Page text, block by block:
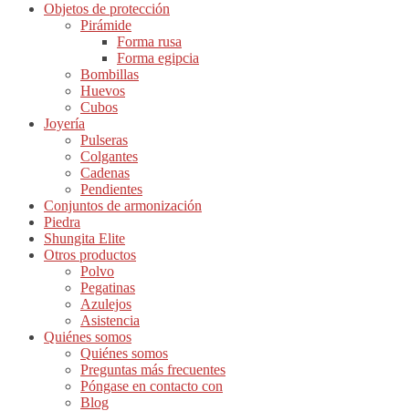
Objetos de protección
Pirámide
Forma rusa
Forma egipcia
Bombillas
Huevos
Cubos
Joyería
Pulseras
Colgantes
Cadenas
Pendientes
Conjuntos de armonización
Piedra
Shungita Elite
Otros productos
Polvo
Pegatinas
Azulejos
Asistencia
Quiénes somos
Quiénes somos
Preguntas más frecuentes
Póngase en contacto con
Blog